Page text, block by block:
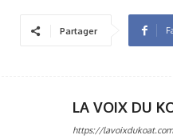
Partager
LA VOIX DU
https://lavoixdukoat.com